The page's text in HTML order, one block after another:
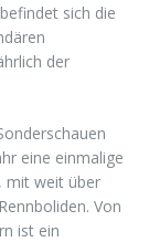
sich die
der
eine einmalige
mit weit über
Von
ist ein